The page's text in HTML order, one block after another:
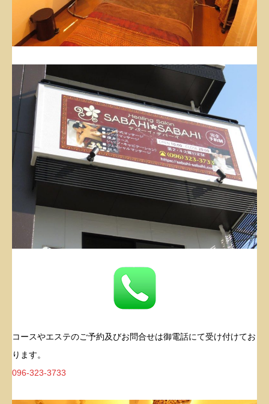
コースやエステのご予約及びお問合せは御電話にて受け付けてお
ります。
096-323-3733